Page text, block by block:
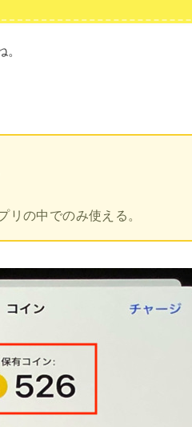
の中でのみ使える。